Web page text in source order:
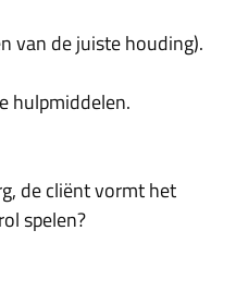
van de juiste houding).
hulpmiddelen.
de cliënt vormt het
spelen?